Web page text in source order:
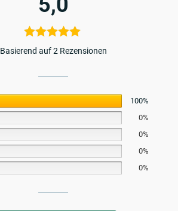
Basierend auf 2 Rezensionen
100%
0%
0%
0%
0%